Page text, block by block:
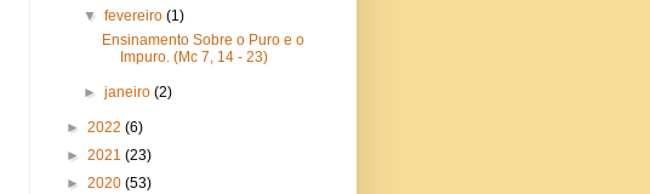
▼fevereiro(1)
Ensinamento Sobre o Puro e o
Impuro. (Mc 7, 14 - 23)
►janeiro(2)
► 2022 (6)
► 2021 (23)
► 2020 (53)